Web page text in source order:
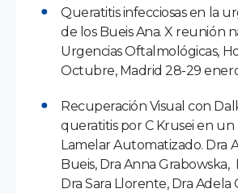
Queratitis infecciosas en la
de los Bueis Ana. X reunión
Urgencias Oftalmológicas,
Octubre, Madrid 28-29
Recuperación Visual con
queratitis por C Krusei en un
Lamelar Automatizado. Dra
Bueis, Dra Anna Grabowska,
Dra Sara Llorente, Dra Adela